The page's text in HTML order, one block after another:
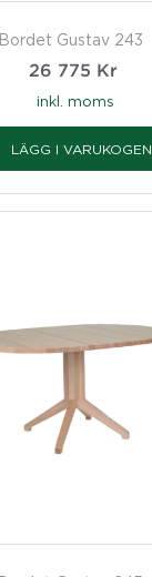
Bordet Gustav 243
26 775 Kr
inkl. moms
LÄGG I VARUKOGEN